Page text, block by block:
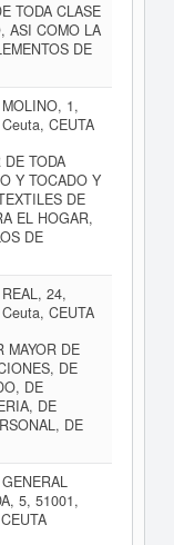
TODA CLASE
ASI COMO LA
DE
1,
CEUTA
TODA
Y TOCADO Y
DE
EL HOGAR,
DE
24,
CEUTA
MAYOR DE
DE
DE
DE
DE
5, 51001,